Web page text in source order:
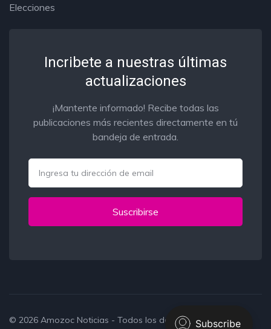
Elecciones
Incribete a nuestras últimas
actualizaciones
¡Mantente informado! Recibe todas las
publicaciones más recientes directamente en tú
bandeja de entrada.
Suscribirse
© 2026 Amozoc Noticias - Todos los derechos